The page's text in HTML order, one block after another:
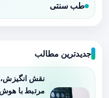
طب سنتی
جدیدترین مطالب
نقش
مرتبط با